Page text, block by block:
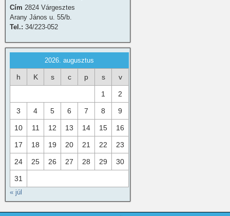
Cím 2824 Várgesztes
Arany János u. 55/b.
Tel.: 34/223-052
2026. augusztus
h K s c p s v
1 2
3 4 5 6 7 8 9
10 11 12 13 14 15 16
17 18 19 20 21 22 23
24 25 26 27 28 29 30
31
« júl